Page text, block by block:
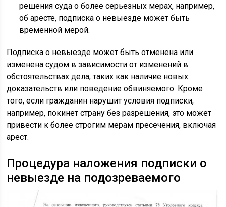
решения суда о более серьезных мерах, например,
об аресте, подписка о невыезде может быть
временной мерой.
Подписка о невыезде может быть отменена или
изменена судом в зависимости от изменений в
обстоятельствах дела, таких как наличие новых
доказательств или поведение обвиняемого. Кроме
того, если гражданин нарушит условия подписки,
например, покинет страну без разрешения, это может
привести к более строгим мерам пресечения, включая
арест.
Процедура наложения подписки о
невыезде на подозреваемого